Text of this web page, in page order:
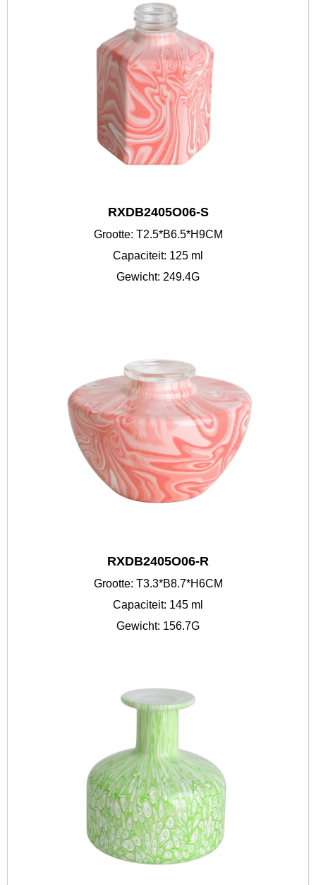
RXDB2405O06-S
Grootte: T2.5*B6.5*H9CM
Capaciteit: 125 ml
Gewicht: 249.4G
RXDB2405O06-R
Grootte: T3.3*B8.7*H6CM
Capaciteit: 145 ml
Gewicht: 156.7G